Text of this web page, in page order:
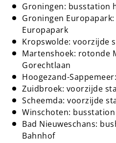
Groningen: busstation
Groningen
Europapark
Kropswolde: voorzijde
Martenshoek: rotonde
Gorechtlaan
Hoogezand-
Zuidbroek: voorzijde
Scheemda: voorzijde
Winschoten:
Bad Nieuweschans:
Bahnhof